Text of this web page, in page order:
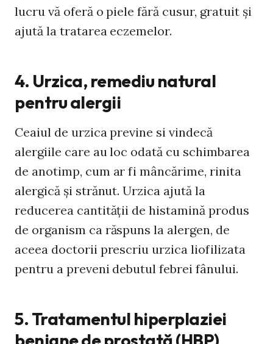
lucru vă oferă o piele fără cusur, gratuit și
ajută la tratarea eczemelor.
4. Urzica, remediu natural
pentru alergii
Ceaiul de urzica previne si vindecă
alergiile care au loc odată cu schimbarea
de anotimp, cum ar fi mâncărime, rinita
alergică și strănut. Urzica ajută la
reducerea cantității de histamină produs
de organism ca răspuns la alergen, de
aceea doctorii prescriu urzica liofilizata
pentru a preveni debutul febrei fânului.
5. Tratamentul hiperplaziei